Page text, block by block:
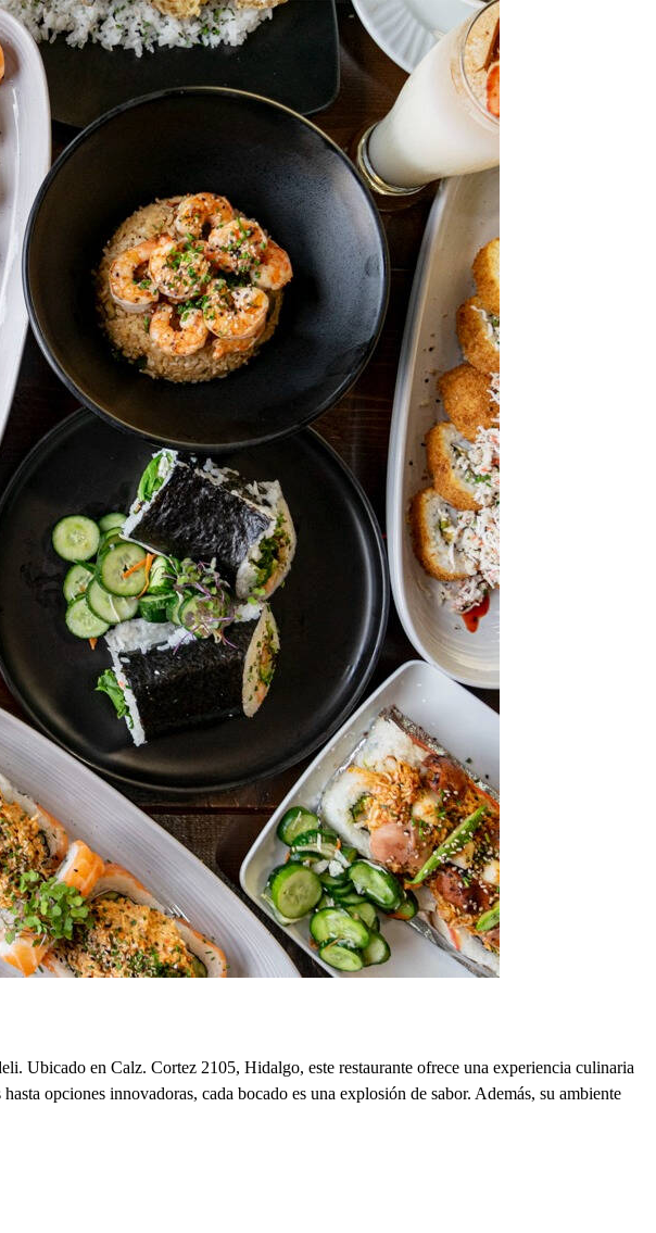
Ubicado en Calz. Cortez 2105, Hidalgo, este restaurante ofrece una experiencia culinaria
opciones innovadoras, cada bocado es una explosión de sabor. Además, su ambiente